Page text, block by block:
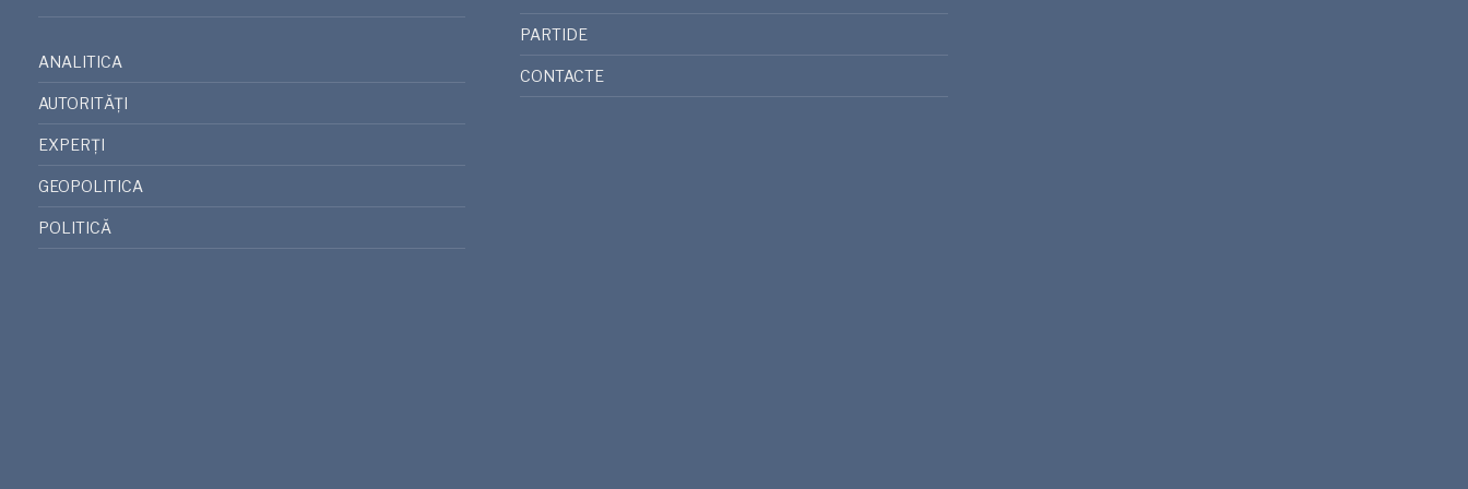
ANALITICA
AUTORITĂȚI
EXPERȚI
GEOPOLITICA
POLITICĂ
PARTIDE
CONTACTE